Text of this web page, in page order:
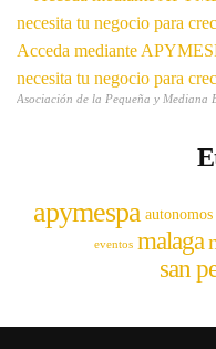
Acceda mediante
necesita tu negocio para
Asociación de la Pequeña y Mediana
apymespa autonomos
eventos malaga
san